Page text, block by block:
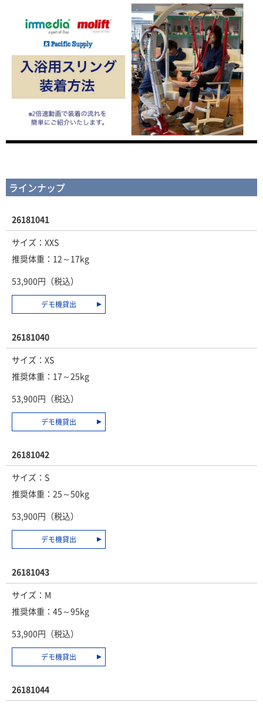
ラインナップ
26181041
サイズ：XXS
推奨体重：12～17kg
53,900円（税込）
デモ機貸出
26181040
サイズ：XS
推奨体重：17～25kg
53,900円（税込）
デモ機貸出
26181042
サイズ：S
推奨体重：25～50kg
53,900円（税込）
デモ機貸出
26181043
サイズ：M
推奨体重：45～95kg
53,900円（税込）
デモ機貸出
26181044